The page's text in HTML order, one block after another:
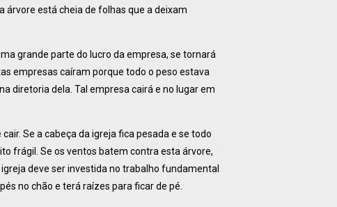
árvore está cheia de folhas que a deixam
grande parte do lucro da empresa, se tornará
empresas caíram porque todo o peso estava
diretoria dela. Tal empresa cairá e no lugar em
Se a cabeça da igreja fica pesada e se todo
frágil. Se os ventos batem contra esta árvore,
deve ser investida no trabalho fundamental
no chão e terá raízes para ficar de pé.